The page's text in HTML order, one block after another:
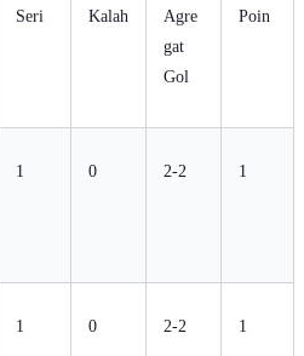
Seri Kalah
Agre
gat
Gol
Poin
1 0 2-2 1
1 0 2-2 1